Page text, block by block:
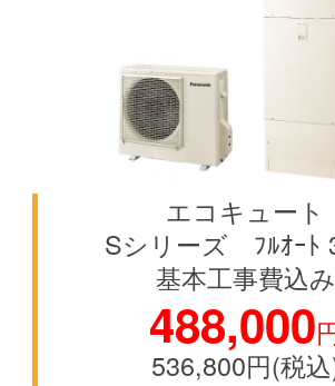
エコキュート
Sシリーズ ﾌﾙｵｰﾄ
基本工事費込み
488,000
536,800円(税